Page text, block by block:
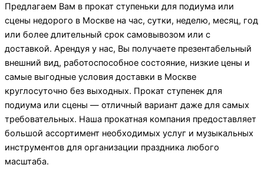
Предлагаем Вам в прокат ступеньки для подиума или
сцены недорого в Москве на час, сутки, неделю, месяц, год
или более длительный срок самовывозом или с
доставкой. Арендуя у нас, Вы получаете презентабельный
внешний вид, работоспособное состояние, низкие цены и
самые выгодные условия доставки в Москве
круглосуточно без выходных. Прокат ступенек для
подиума или сцены — отличный вариант даже для самых
требовательных. Наша прокатная компания предоставляет
большой ассортимент необходимых услуг и музыкальных
инструментов для организации праздника любого
масштаба.